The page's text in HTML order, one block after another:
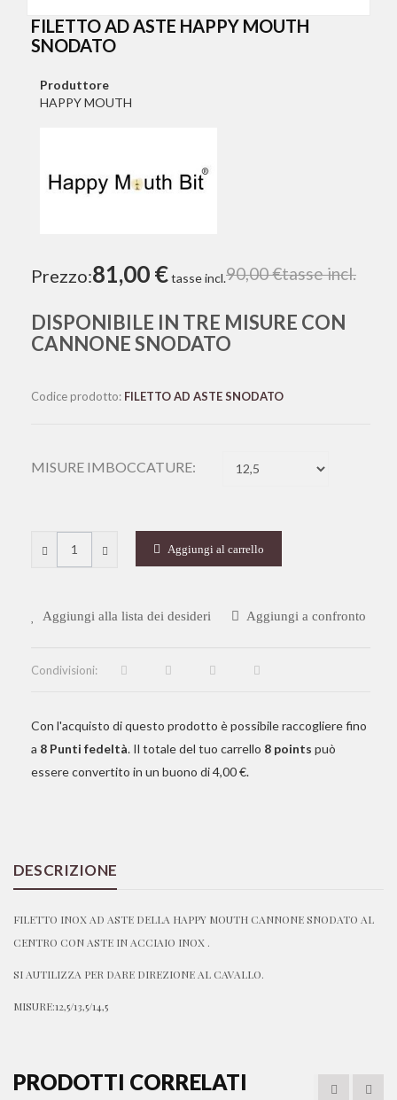
FILETTO AD ASTE HAPPY MOUTH
SNODATO
Produttore
HAPPY MOUTH
Prezzo:81,00 €tasse incl.90,00 €tasse incl.
DISPONIBILE IN TRE MISURE CON
CANNONE SNODATO
Codice prodotto: FILETTO AD ASTE SNODATO
MISURE IMBOCCATURE:
Aggiungi al carrello
Aggiungi alla lista dei desideri Aggiungi a confronto
Condivisioni:
Con l'acquisto di questo prodotto è possibile raccogliere fino
a 8 Punti fedeltà. Il totale del tuo carrello 8 points può
essere convertito in un buono di4,00 €.
DESCRIZIONE
FILETTO INOX AD ASTE DELLA HAPPY MOUTH CANNONE SNODATO AL
CENTRO CON ASTE IN ACCIAIO INOX .
SI AUTILIZZA PER DARE DIREZIONE AL CAVALLO.
MISURE:12,5/13,5/14,5
PRODOTTI CORRELATI